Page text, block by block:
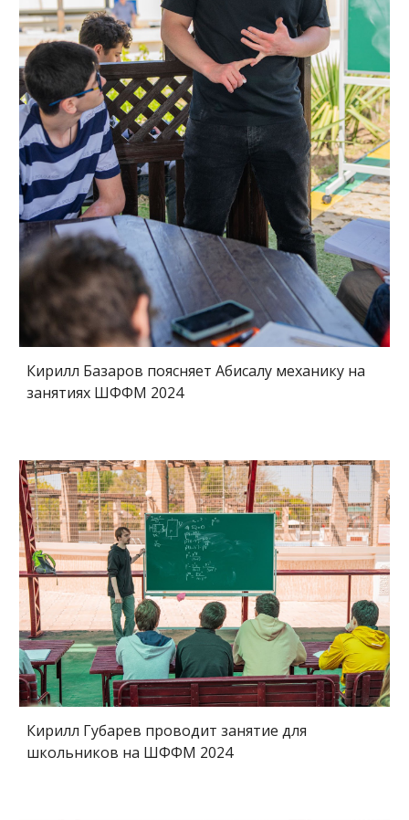
Кирилл Базаров поясняет Абисалу механику на
занятиях ШФФМ 2024
Кирилл Губарев проводит занятие для
школьников на ШФФМ 2024